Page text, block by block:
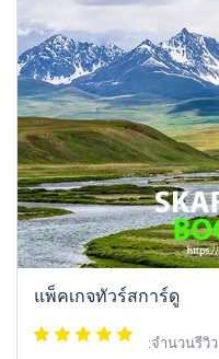
แพ็คเกจทัวร์สการ์ดู
:จำนวนรีวิว